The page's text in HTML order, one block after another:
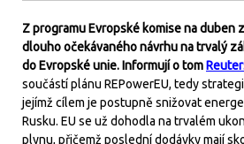
Z programu Evropské komise na duben
dlouho očekávaného návrhu na trvalý
do Evropské unie. Informují o tom
součástí plánu REPowerEU, tedy
jejímž cílem je postupně snižovat
Rusku. EU se už dohodla na trvalém
plynu, přičemž poslední dodávky mají